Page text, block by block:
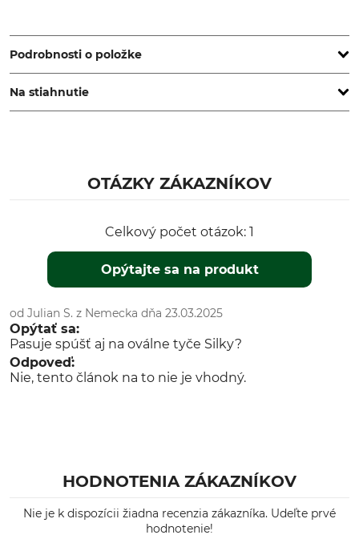
www.grube.de
Podrobnosti o položke
Značka
Notch
290 g
Na stiahnutie
OTÁZKY ZÁKAZNÍKOV
Celkový počet otázok: 1
Opýtajte sa na produkt
od Julian S. z Nemecka dňa 23.03.2025
Opýtať sa:
Pasuje spúšť aj na oválne tyče Silky?
Odpoveď:
Nie, tento článok na to nie je vhodný.
HODNOTENIA ZÁKAZNÍKOV
Nie je k dispozícii žiadna recenzia zákazníka. Udeľte prvé
hodnotenie!